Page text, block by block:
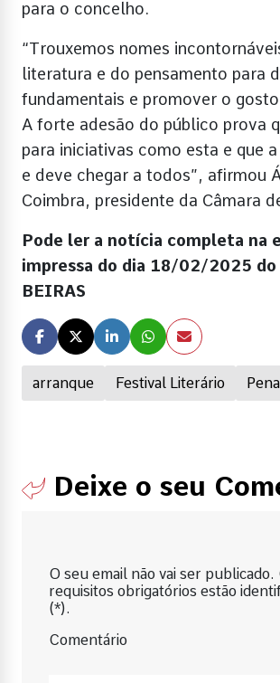
arranque Festival Literário
para o concelho.
“Trouxemos nomes
literatura e do pensamento para
fundamentais e promover o
A forte adesão do público prova
para iniciativas como esta e que
e deve chegar a todos”, afirmou
Coimbra, presidente da Câmara
Pode ler a notícia completa na
impressa do dia 18/02/2025 do
BEIRAS
Deixe o seu
O seu email não vai ser publicado.
requisitos obrigatórios estão
(*).
Comentário